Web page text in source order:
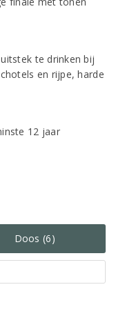
te drinken bij
en rijpe, harde
12 jaar
Doos (6)